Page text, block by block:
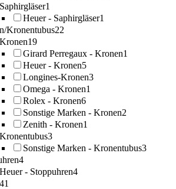
Saphirgläser1
Heuer - Saphirgläser1
Kronentubus22
Kronen19
Girard Perregaux - Kronen1
Heuer - Kronen5
Longines-Kronen3
Omega - Kronen1
Rolex - Kronen6
Sonstige Marken - Kronen2
Zenith - Kronen1
Kronentubus3
Sonstige Marken - Kronentubus3
4
Heuer - Stoppuhren4
41